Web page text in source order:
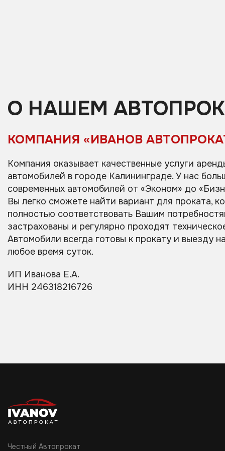
О НАШЕМ
КОМПАНИЯ «ИВАНОВ
Компания оказывает качественные услуги
автомобилей в городе Калининграде. У нас
современных автомобилей от «Эконом» до
Вы легко сможете найти вариант для проката,
полностью соответствовать Вашим
застрахованы и регулярно проходят
Автомобили всегда готовы к прокату и выезду
любое время суток.
ИП Иванова Е.А.
ИНН 246318216726
Честный Автопрокат